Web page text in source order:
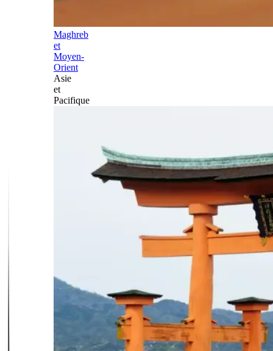
Maghreb
et
Moyen-
Orient
Asie
et
Pacifique